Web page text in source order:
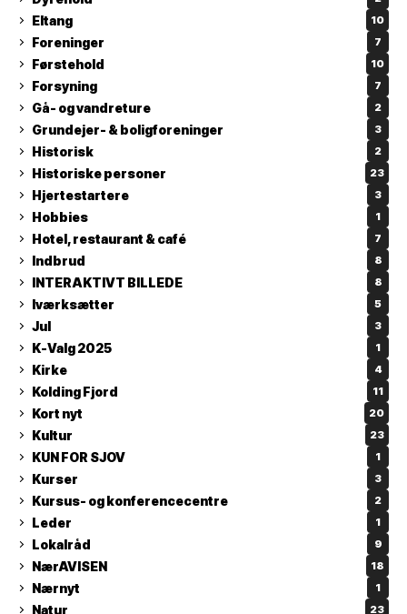
Eltang 10
Foreninger 7
Førstehold 10
Forsyning 7
Gå- og vandreture 2
Grundejer- & boligforeninger 3
Historisk 2
Historiske personer 23
Hjertestartere 3
Hobbies 1
Hotel, restaurant & café 7
Indbrud 8
INTERAKTIVT BILLEDE 8
Iværksætter 5
Jul 3
K-Valg 2025 1
Kirke 4
Kolding Fjord 11
Kort nyt 20
Kultur 23
KUN FOR SJOV 1
Kurser 3
Kursus- og konferencecentre 2
Leder 1
Lokalråd 9
NærAVISEN 18
Nærnyt 1
Natur 23